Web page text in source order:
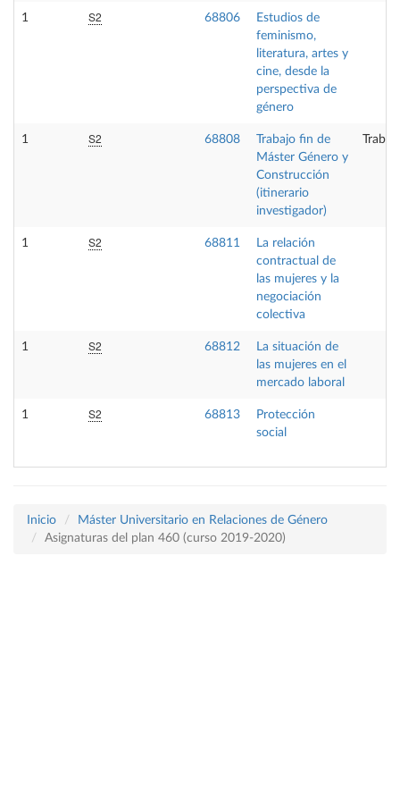
1 S2 68806
Estudios de
feminismo,
literatura, artes y
cine, desde la
perspectiva de
género
1 S2 68808
Trabajo fin de
Máster Género y
Construcción
(itinerario
investigador)
1 S2 68811
La relación
contractual de
las mujeres y la
negociación
colectiva
1 S2 68812
La situación de
las mujeres en el
mercado laboral
1 S2 68813
Protección
social
Inicio
Máster Universitario en Relaciones de Género
Asignaturas del plan 460 (curso 2019-2020)